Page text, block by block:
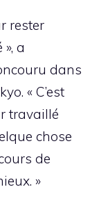
rester
a
dans
« C’est
travaillé
chose
de
»